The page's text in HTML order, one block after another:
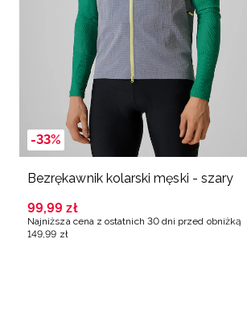
-33%
Bezrękawnik kolarski męski - szary
99,99 zł
Najniższa cena z ostatnich 30 dni przed obniżką
149 ,99 zł